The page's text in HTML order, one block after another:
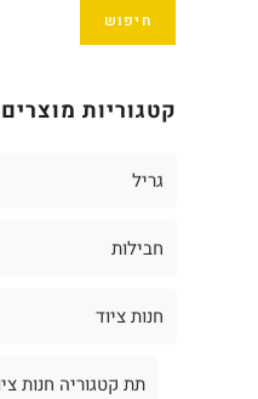
חיפוש
קטגוריות מוצרים
גריל
חבילות
חנות ציוד
תת קטגוריה חנות